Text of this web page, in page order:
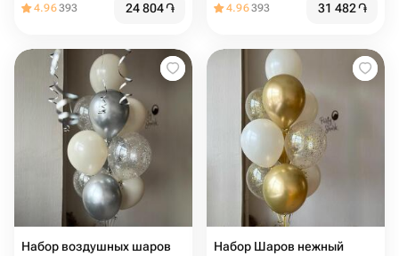
4.96393 24 804֏ 4.96393 31 482֏
Набор воздушных шаров
Набор Шаров нежный